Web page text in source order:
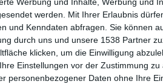
werden.
Mit Ihrer Erlaubnis
und Kenndaten abfragen. Sie können
durch uns und unsere 1538 Partner
klicken, um die Einwilligung
Einstellungen vor der Zustimmung zu
personenbezogener Daten ohne Ihre
iPhone einfach genial.
den Startlöchern gekommen ist.
werden, da die Anforderungen
als überfällig war die
entsprechendes Bluetooth-